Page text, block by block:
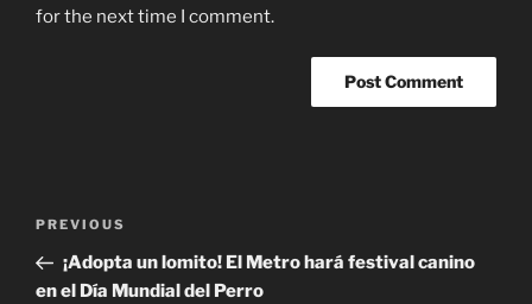
for the next time I comment.
Previous
Post
PREVIOUS
¡Adopta un lomito! El Metro hará festival canino
en el Día Mundial del Perro